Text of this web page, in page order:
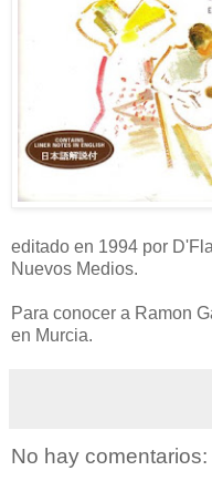
editado en 1994 por
Nuevos Medios.
Para conocer a Ramon
en Murcia.
No hay comentarios: